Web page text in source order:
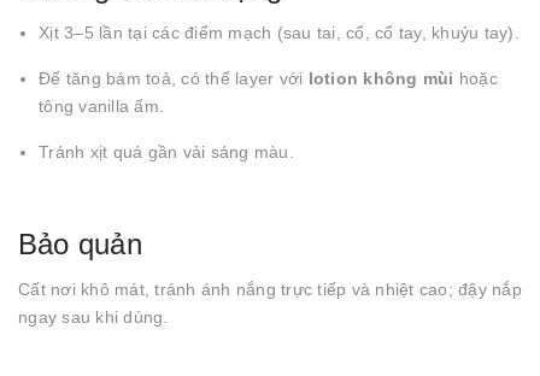
Xịt 3–5 lần tại các điểm mạch (sau tai, cổ, cổ tay, khuỷu tay).
Để tăng bám toả, có thể layer với lotion không mùi hoặc
tông vanilla ấm.
Tránh xịt quá gần vải sáng màu.
Bảo quản
Cất nơi khô mát, tránh ánh nắng trực tiếp và nhiệt cao; đậy nắp
ngay sau khi dùng.